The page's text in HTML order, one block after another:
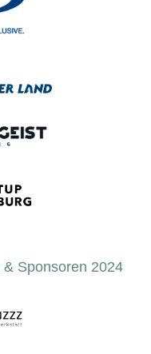
& Sponsoren 2024